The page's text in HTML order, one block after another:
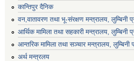
कान्तिपुर दैनिक
वन,वातावरण तथा भू-संरक्षण मन्त्रालय, लुम्बिनी
आर्थिक मामिला तथा सहकारी मन्त्रालय, लुम्बिनी
आन्तरिक मामिला तथा सञ्चार मन्त्रालय, लुम्बिनी
अर्थ मन्त्रलय